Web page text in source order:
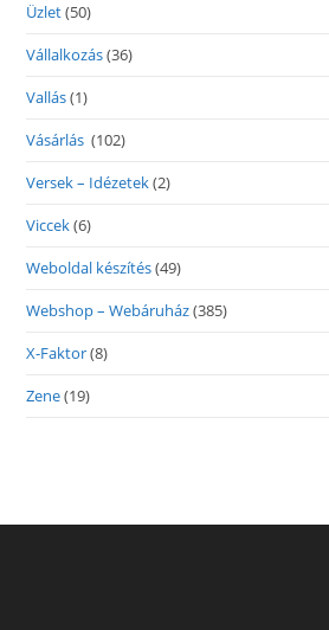
Üzlet(50)
Vállalkozás(36)
Vallás(1)
Vásárlás (102)
Versek – Idézetek(2)
Viccek(6)
Weboldal készítés(49)
Webshop – Webáruház(385)
X-Faktor(8)
Zene(19)